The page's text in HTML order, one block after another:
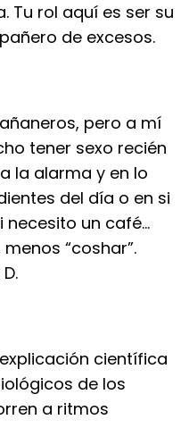
Tu rol aquí es ser su
de excesos.
pero a mí
tener sexo recién
la alarma y en lo
del día o en si
necesito un café…
“coshar”.
científica
de los
a ritmos